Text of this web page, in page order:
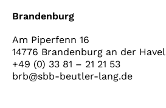
Brandenburg
Am Piperfenn 16
14776 Brandenburg an der Havel
+49 (0) 33 81 – 21 21 53
brb@sbb-beutler-lang.de